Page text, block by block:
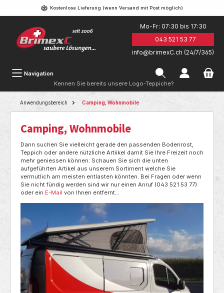
Kostenlose Lieferung (wenn Versand mit Post möglich)
Mo-Fr: 07:30 bis 17:30
043 521 53 77
info@brimexC.ch (24/7/365)
Navigation
Kennen Sie bereits unsere Logo-Teppiche?
Anwendungsbereich Camping, Wohnmobile
Camping, Wohnmobile
Dann suchen Sie vielleicht gerade den passenden Bodenrost,
Teppich oder andere nützliche Artiikel damit Sie Ihre Freizeit noch
mehr geniessen können: Schauen Sie sich die unten
aufgeführten Artikel aus unserem Sortiment welche Sie
vermutlich am meisten entlasten könnten. Bei Fragen oder wenn
Sie nicht fündig werden sind wir nur einen Anruf (043 521 53 77)
oder ein E-Mail von Ihnen entfernt...